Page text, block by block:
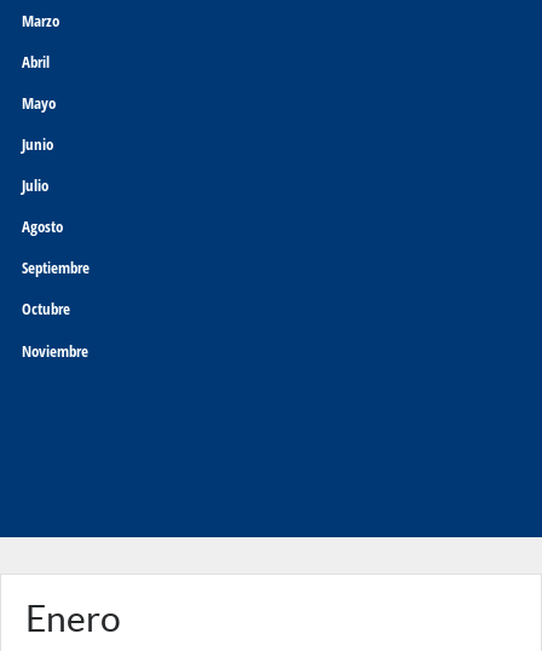
Marzo
Abril
Mayo
Junio
Julio
Agosto
Septiembre
Octubre
Noviembre
Enero